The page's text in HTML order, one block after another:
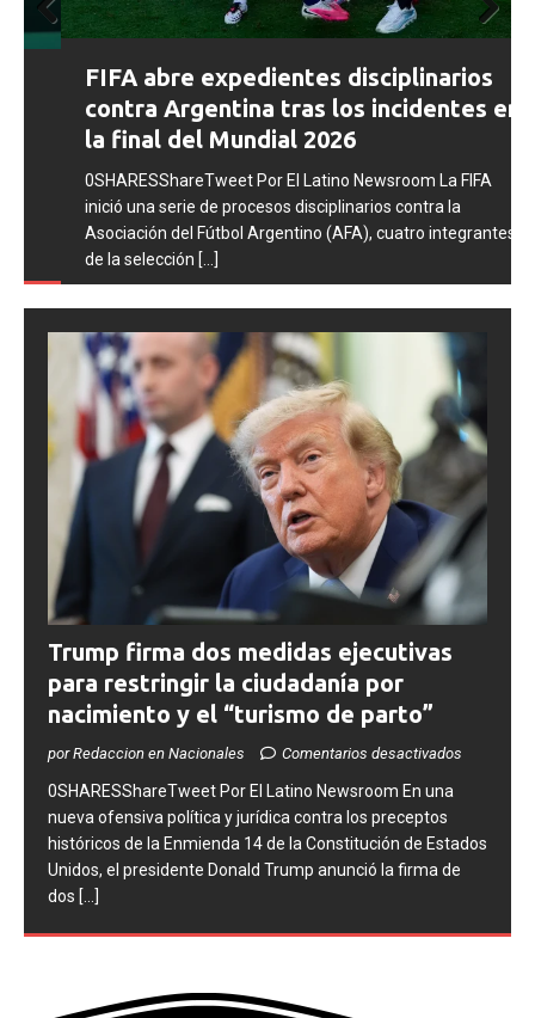
FIFA abre expedientes disciplinarios
contra Argentina tras los incidentes en
la final del Mundial 2026
0SHARESShareTweet Por El Latino Newsroom La FIFA
inició una serie de procesos disciplinarios contra la
Asociación del Fútbol Argentino (AFA), cuatro integrantes
de la selección[...]
Prev
Trump firma dos medidas ejecutivas
para restringir la ciudadanía por
nacimiento y el “turismo de parto”
0SHARESShareTweet ​Por El Latino Newsroom ​En una
nueva ofensiva política y jurídica contra los preceptos
históricos de la Enmienda 14 de la Constitución de Estados
Unidos, el presidente Donald Trump anunció la firma de
[...]